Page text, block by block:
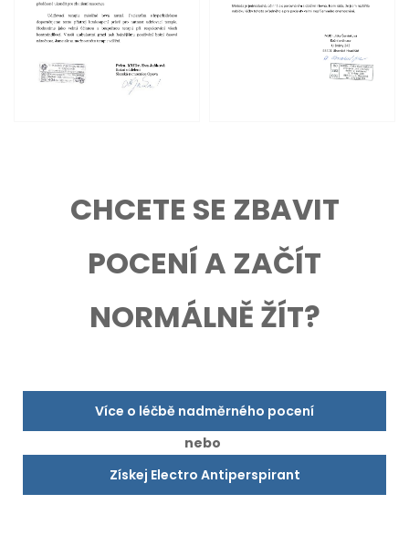
CHCETE SE ZBAVIT
POCENÍ A ZAČÍT
NORMÁLNĚ ŽÍT?
Více o léčbě nadměrného pocení
nebo
Získej Electro Antiperspirant